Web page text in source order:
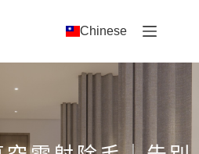
Chinese